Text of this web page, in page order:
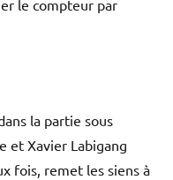
le compteur par
la partie sous
et Xavier Labigang
fois, remet les siens à